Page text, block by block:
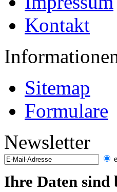
Kontakt
Sitemap
Formulare
Newsletter
Ihre Daten sind